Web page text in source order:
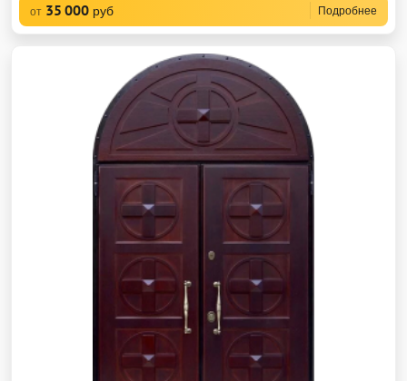
от 35 000 руб Подробнее